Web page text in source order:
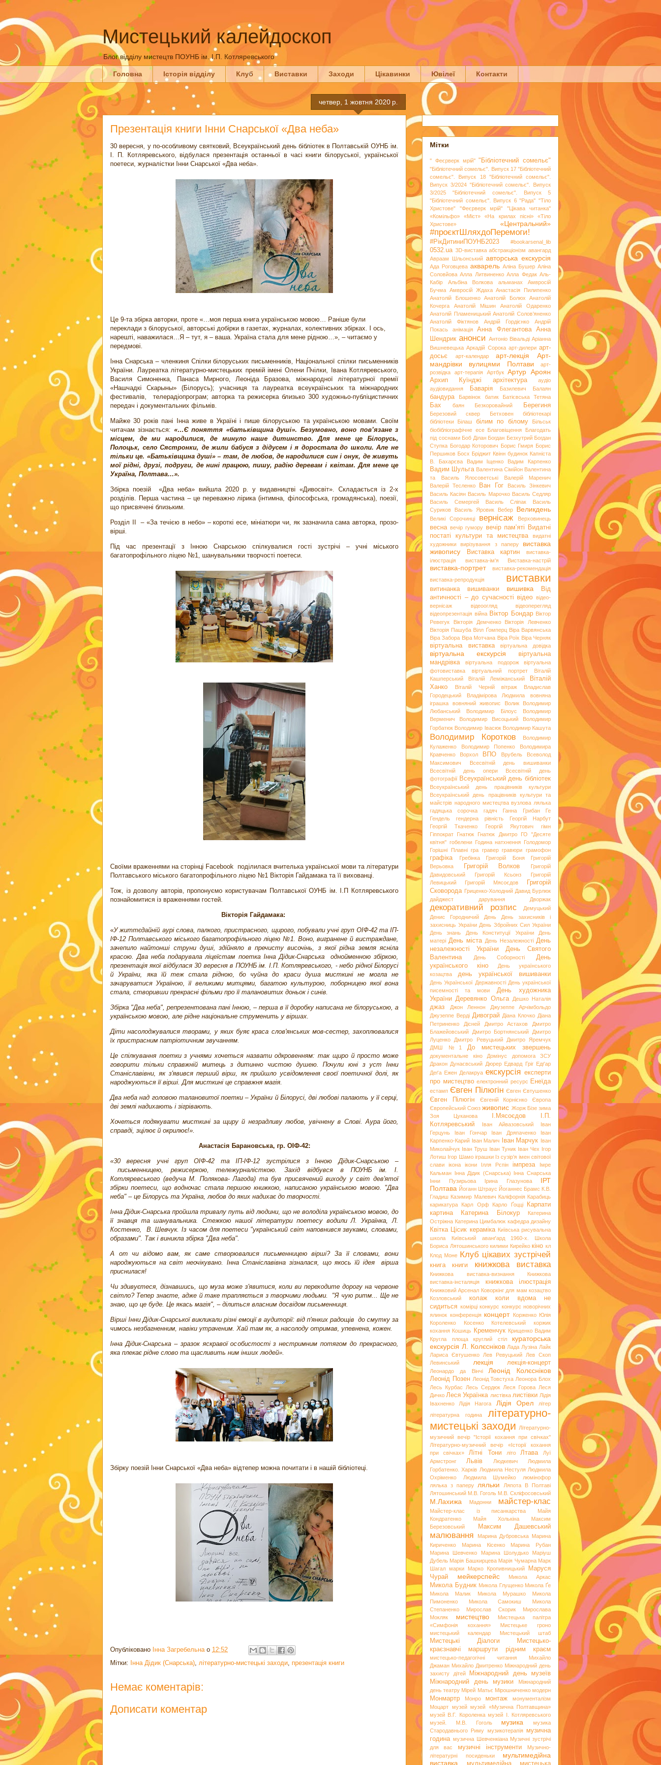
Мистецький калейдоскоп
Блог відділу мистецтв ПОУНБ ім. І.П. Котляревського
Головна Історія відділу Клуб Виставки Заходи Цікавинки Ювілеї Контакти
четвер, 1 жовтня 2020 р.
Презентація книги Інни Снарської «Два неба»
30 вересня, у по-особливому святковий, Всеукраїнський день бібліотек в Полтавській ОУНБ ім.
І. П. Котляревського, відбулася презентація останньої в часі книги білоруської, української
поетеси, журналістки Інни Снарської «Два неба».
Це 9-та збірка авторки, проте «…моя перша книга українською мовою… Раніше були
переклади з білоруської, авторські добірки в газетах, журналах, колективних збірках. І ось,
нарешті, наважилася…Я – тут, я – ваша. Україна стала для мене рідною…», – читаємо у
передмові.
Інна Снарська – членкиня Спілки білоруських письменників, Національної спілки письменників
України. Лауреатка літературно-мистецьких премій імені Олени Пчілки, Івана Котляревського,
Василя Симоненка, Панаса Мирного, Леоніда Бразова, міжнародної літературної премії
«Нашчадкі Скарыны» (Білорусь); учасниця та лауреатка всеукраїнських та міжнародних
фестивалів, телерадіопрограм; авторка та режисерка близько 300 художньо-публіцистичних
передач і документальних фільмів.
Майже 30 років пані Інна живе в Україні і пише білоруською та українською мовами. Своїм
читачам зізнається: «…Є поняття «батьківщина душі». Безумовно, воно пов’язане з
місцем, де ми народилися, де минуло наше дитинство. Для мене це Білорусь,
Полоцьк, село Сястронки, де жили бабуся з дідусем і я доростала до школи. Але не
тільки це. «Батьківщина душі» – там, де любов, де народилися син і онук, де живуть
мої рідні, друзі, подруги, де нині працюю, пишу, радію деревам і квітам. Для мене це
Україна, Полтава…».
Збірка поезій «Два неба» вийшла 2020 р. у видавництві «Дивосвіт». Складається із 2-х
розділів. Перша частина – це переважно лірика (інтимна, філософська, громадянська), поезії,
що присвячені близьким.
Розділ ІІ – «За течією в небо» – короткі есе, мініатюри чи, як зазначила сама авторка, прозо-
вірші.
Під час презентації з Інною Снарською спілкувалися гості зустрічі – учні міського
багатопрофільного ліцею №1, шанувальники творчості поетеси.
Своїми враженнями на сторінці Facebook поділилася вчителька української мови та літератури
Полтавського міського багатопрофільного ліцею №1 Вікторія Гайдамака та її вихованці.
Тож, із дозволу авторів, пропонуємо користувачам Полтавської ОУНБ ім. І.П Котляревського
познайомитися із враженнями гостей.
Вікторія Гайдамака:
«У життєдайній аурі слова, палкого, пристрасного, щирого, побували учні груп ОІФ-42 та ІП-
ІФ-12 Полтавського міського багатопрофільного ліцею №1. Воно, вигранене й вистраждане,
зачепило найтонші струни душі, здійняло в пречисту височінь, з якої рідна земля ясніла
красою. Два неба подарувала ліцеїстам поетка Інна Дідик-Снарська однойменною збіркою,
презентація якої відбулася 30 вересня в ПОУНБ ім. І.П. Котляревського, - небо рідної Білорусі
й України, яка їй теж стала рідною, бо чуйна до краси душа мисткині не могла не
зачаруватися Україною, її великими митцями, багатою культурою, поборницею якої вона
стала, створивши прекрасні фільми про її талановитих доньок і синів.
Збірка "Два неба", репрезентована пані Інною, – перша в її доробку написана не білоруською, а
українською мовою, але рідне національне струменить у віршах.
Діти насолоджувалися творами, у яких буяє краса слов'янських мов-сестер, захоплювалися
їх пристрасним патріотичним звучанням.
Це спілкування поетки з учнями хочеться назвати одкровенням: так щиро й просто може
говорити тільки справжній митець з дитинно чистою душею. Почули юні з уст Інни
Станіславівни, як з'явився перший вірш, як прийшло усвідомлення своєї поетичної долі, як
народжуються її вірші. Для мисткині це справжня магія.
Два неба над головою талановитої поетки – України й Білорусі, дві любові палають у її серці,
дві землі надихають і зігрівають.
Хочеться подякувати мисткині за щиру й незрадливу любов, увічнену в Слові. Аура його,
справді, зцілює й окрилює!».
Анастасія Барановська, гр. ОІФ-42:
«30 вересня учні груп ОІФ-42 та ІП-ІФ-12 зустрілися з Інною Дідик-Снарською –
письменницею, режисеркою, тележурналісткою. Захід відбувся в ПОУНБ ім. І.
Котляревського (ведуча М. Полякова- Лагода) та був присвячений виходу у світ дев'ятої
збірки поетеси, що водночас стала першою книжкою, написаною українською мовою. "Два
неба" – це Білорусь та Україна, любов до яких надихає до творчості.
Інна Дідик-Снарська пройшла тривалу путь від людини, що не володіла українською мовою, до
її знавця та шанувальника. Стежкою нашої літератури поетесу водили Л. Українка, Л.
Костенко, В. Шевчук. Із часом для поетеси "український світ наповнився звуками, словами,
образами". Так і виникла збірка "Два неба".
А от чи відомо вам, як саме створювалися письменницею вірші? За її словами, вони
народжуються на світ неочікувано. Інна Станіславівна зізналася, що якось їй ідея вірша
приснилася!
Чи здивуєтеся, дізнавшись, що муза може з'явитися, коли ви переходите дорогу на червоне
світло? Тепер знаєте, адже й таке трапляється з творчими людьми. "Я чую ритм... Ще не
знаю, що це буде. Це якась магія", – ділиться власним досвідом письменниця.
Вірші Інни Дідик-Снарської викликали різні емоції в аудиторії: від п'янких радощів до смутку за
чимось незбагненним, навіки утраченим. Хай там як, а насолоду отримав, упевнена, кожен.
Інна Дідик-Снарська – зразок яскравої особистості з нестримним потягом до прекрасного,
яка плекає рідне слово та щасливить ним інших людей».
Збірку поезій Інни Снарської «Два неба» відтепер можна почитати і в нашій бібліотеці.
Опубліковано Інна Загребельна о 12:52
Мітки:
Інна Дідик (Снарська) літературно-мистецькі заходи презентація книги
Немає коментарів:
Дописати коментар
Мітки
" Феєрверк мрій" "Бібліотечний сомельє"
"Бібліотечний сомельє". Випуск 17 "Бібліотечний
сомельє". Випуск 18
"Бібліотечний сомельє".
Випуск 3/2024 "Бібліотечний сомельє". Випуск
3/2025
"Бібліотечний сомельє". Випуск 5
"Бібліотечний сомельє". Випуск 6 "Рада" "Тіло
Христове"
"Феєрверк мрій"
"Цікава читанка"
«Комільфо»
«Міст» «На крилах пісні»
«Тіло
Христове»
«Центральний»
#проєктШляхдоПеремоги!
#РікДитиниПОУНБ2023 #bookarsenal_lib
0532.ua 3D-виставка абстракціонізм авангард
Авраам Шльонський авторська екскурсія
Ада Роговцева акварель Аліна Бушер Аліна
Соловйова Алла Литвиненко Алла Федак Аль-
Кабір
Альбіна Волкова альманах
Амвросій
Бучма Амвросій Ждаха Анастасія Пилипенко
Анатолій Блошенко
Анатолій Болюх
Анатолій
Кочерга
Анатолій Мішин
Анатолій Одаренко
Анатолій Пламеницький Анатолій Солов’яненко
Анатолій Фіктянов
Андрій Гордієнко
Андрій
Покась
анімація Анна Флегантова
Анна
Шендрик анонси Антоніо Вівальді Аріанна
Вишневецька Аркадій Сорока арт-дилери арт-
досьє
арт-календар арт-лекція
Арт-
мандрівки вулицями Полтави
арт-
розвідка
арт-терапія Артбук Артур Ароян
Архип Куїнджі архітектура
аудіо
аудіовидання
Баварія Базилевич Балаян
бандура Барвінок батик Батієвська Тетяна
Бах баян Безкоровайний Берегиня
Березовий сквер Бетховен
бібліотекарі
бібліотеки
Білаш білим по білому
Більськ
біобібліографічне есе
Благовіщення
Благодать
під соснами Боб Ділан Богдан Безхутрий Богдан
Ступка Богодар Которович Борис Гмиря Борис
Першиков Босх Бріджит Квінн будинок Капніста
В. Бахарєва
Вадим Іщенко Вадим Карпенко
Вадим Шульга Валентина Сімійон Валентина
та Василь Ялосоветські
Валерій Маренич
Валерій Тесленко
Ван Гог
Василь Зінкевич
Василь Касіян Василь Марочко Василь Седляр
Василь Семергей
Василь Сліпак
Василь
Суриков
Василь Яровик Вебер Великдень
Великі Сорочинці вернісаж Верховинець
весна вечір гумору вечір пам’яті
Видатні
постаті культури та мистецтва
видатні
художники
вирізування з паперу
виставка
живопису
Виставка картин
виставка-
ілюстрація
виставка-ім'я Виставка-настрій
виставка-портрет
виставка-рекомендація
виставка-репродукція
виставки
витинанка вишиванки вишивка
Від
античності – до сучасності відео відео-
вернісаж
відеоогляд
відеоперегляд
відеопрезентація війна Віктор Бондар Віктор
Ревегук
Вікторія Демченко
Вікторія Левченко
Вікторія Пашуба Вілл Ґомперц Віра Варвянська
Віра Забора Віра Мотчана Віра Роїк Віра Черняк
віртуальна виставка віртуальна довідка
віртуальна екскурсія
віртуальна
мандрівка
віртуальна подорож
віртуальна
фотовиставка
віртуальний портрет
Віталій
Кашперський
Віталій Леміжанський
Віталій
Ханко
Віталій Черній вітраж
Владислав
Городецький
Владімірова Людмила
вовняна
іграшка
вовняний живопис Волик
Володимир
Любанський
Володимир Білоус
Володимир
Верменич
Володимир Висоцький
Володимир
Горбатюк Володимир Івасюк Володимир Кашута
Володимир Коротков
Володимир
Кулаженко
Володимир Попенко
Володимира
Кравченко
Ворхол ВПО Врубель
Всеволод
Максимович
Всесвітній день вишиванки
Всесвітній день опери
Всесвітній день
фотографії Всеукраїнський день бібліотек
Всеукраїнський день працівників культури
Всеукраїнський день працівників культури та
майстрів народного мистецтва вузлова лялька
гадяцька сорочка
гадяч Ганна Грибан
Ге
Гендель
гендерна рівність
Георгій Нарбут
Георгій Ткаченко
Георгій Якутович
гімн
Гіппократ
Гнатюк Гнатюк Дмитро
ГО "Десяте
квітня" гобелени Година натхнення Голодомор
Горішні Плавні гра гравер гравюри грамофон
графіка Гребінка Григорій Боня
Григорій
Верьовка
Григорій Волков
Григорій
Давидовський
Григорій Ксьонз
Григорій
Левицький
Григорій Мясоєдов
Григорій
Сковорода Гриценко-Холодний Давид Бурлюк
дайджест
дарування Дворжак
декоративний розпис
Демуцький
Денис Городничий
День
День захисників і
захисниць України День Збройних Сил України
День знань
День Конституції України
День
матері День міста День Незалежності День
незалежності України
День Святого
Валентина
День Соборності
День
українського кіно
День українського
козацтва
день української вишиванки
День Української Державності День української
писемності та мови
День художника
України Деревянко Ольга Дешко Наталія
джаз Джон Леннон
Джузеппе Арчімбольдо
Джузеппе Верді Дивограй Діана Клочко Діана
Петриненко
Дісней Дмитро Астахов
Дмитро
Блажейовський
Дмитро Бортнянський
Дмитро
Луценко
Дмитро Ревуцький
Дмитро Яремчук
ДМШ №1
До мистецьких звершень
документальне кіно Домінус
допомога ЗСУ
Дракон Дунаєвський Дюрер Едвард Гріг Едґар
Деґа Ежен Делакруа екскурсія експерти
про мистецтво електронний ресурс Енеїда
естамп Євген Пілюгін Євген Євтушенко
Євген Пілюгін Євгеній Корнієнко
Європа
Європейський Союз живопис Жорж Бізе зима
Зоя Цуканова
І.Мясоєдов
І.П.
Котляревський
Іван Айвазовський
Іван
Герцунь
Іван Гончар Іван Дряпаченко
Іван
Карпенко-Карий Іван Малич Іван Марчук Іван
Миколайчук Іван Труш Іван Туник Іван Чех Ігор
Лотиш Ігор Шамо іграшки Із сузір’я імен світової
слави
ікона ікони Ілля Рєпін імпреза
Імре
Кальман Інна Дідик (Снарська) Інна Снарська
Інни Пузирьова
Ірина Глазунова
ІРТ
Полтава Йоганн Штраус Йоганнес Брамс К.В.
Гладиш Казимир Малевич Каліфорнія Карабиць
карикатура
Карл Орф Карло Ґоцці
Карпати
картина
Катерина Білокур
Катерина
Остріжна Катерина Цимбалюк кафедра дизайну
Квітка Цісик кераміка Київська рисувальна
школа
Київський аванґард 1960-х. Школа
Бориса Лятошинського килими Кирейко кіно кл
Клод Моне
Клуб цікавих зустрічей
книга книги книжкова виставка
Книжкова виставка-визнання
Книжкова
виставка-інсталяція
книжкова ілюстрація
Книжковий Арсенал Коворкінг для мам козацтво
Козловський
колаж
коли вдома не
сидиться комірці конкурс конкурс новорічних
ялинок конференція концерт
Корженко Юлія
Короленко
Косенко
Котелевський коржик
кохання Кошиць Кременчук Крищенко Вадим
Кругла площа
круглий стіл
кураторська
екскурсія Л. Колєсніков Лада Лузіна Лайк
Лариса Євтушенко
Лев Ревуцький
Лев Скоп
Левинський
лекція лекція-концерт
Леонардо да Вінчі Леонід Колєсніков
Леонід Позен Леонід Товстуха Леонора Блох
Лесь Курбас
Лесь Сердюк Леся Горова Леся
Дичко Леся Українка листівка листівки Лідія
Івахненко
Лідія Нагога Лідія Орел
літер
літературна година
літературно-
мистецькі заходи
Літературно-
музичний вечір "Історії кохання при свічках"
Літературно-музичний вечір «Історії кохання
при свічках»
Літні Тони літо Лтава
Луї
Армстронг
Львів Людкевич
Людмила
Горбатенко. Харків Людмила Нестуля Людмила
Охріменко
Людмила Шумейко
люмінофор
лялька з паперу
ляльки
Ляпота В Полтаві
Лятошинський М.В. Гоголь М.В. Скліфосовський
М.Лахижа Мадонни майстер-клас
Майстер-клас із писанкарства
Майя
Кондратенко
Майя Холькіна
Максим
Березовський
Максим Дашевський
малювання Марина Дубровська Марина
Кириченко
Марина Кісенко
Марина Рубан
Марина Шевченко
Марина Шолудько
Маріуш
Дубель Марія Башкирцева Марія Чумарна Марк
Шагал марки Марко Кропивницький
Маруся
Чурай
мейкерспейс Микола Аркас
Микола Будник Микола Глущенко Микола Ґе
Микола Малик
Микола Мурашко
Микола
Пимоненко
Микола Самокиш
Микола
Степаненко
Мирослав Скорик
Мирослава
Мокляк
мистецтво
Мистецька палітра
«Симфонія кохання»
Мистецьке гроно
мистецький календар
Мистецький штаб
Мистецькі Діалоги
Мистецько-
краєзнавчі маршрути рідним краєм
мистецько-педагогічні читання
Михайло
Джаман Михайло Дмитренко Міжнародний день
захисту дітей
Міжнародний день музеїв
Міжнародний день музики
Міжнародний
день театру Мірей Матьє Мірошниченко модерн
Монмартр Монро монтаж
монументалізм
Моцарт музей музей «Музична Полтавщина»
музей В.Г. Короленка музей І. Котляревського
музей. М.В. Гоголь
музика
музика
Стародавнього Риму музикотерапія
музична
година музична Шевченкіана Музичні зустрічі
для вас
музичні інструменти
Музично-
літературні посиденьки
мультимедійна
виставка
мультимедійна мистецька